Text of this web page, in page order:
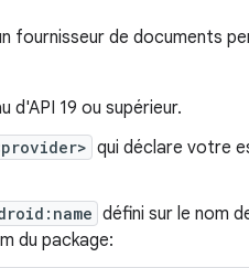
fournisseur de documents
d'API 19 ou supérieur.
qui déclare votre
défini sur le nom
du package: